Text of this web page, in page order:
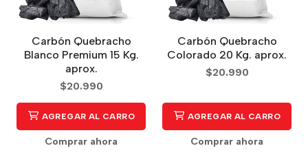
Carbón Quebracho
Blanco Premium 15 Kg.
aprox.
$20.990
AGREGAR AL CARRO
Comprar ahora
Carbón Quebracho
Colorado 20 Kg. aprox.
$20.990
AGREGAR AL CARRO
Comprar ahora